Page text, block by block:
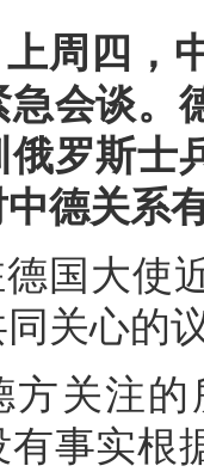
周四，
会谈。
罗斯士
德关系
国大使
关心的
方关注
事实根